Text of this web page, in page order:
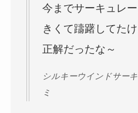
今までサーキュレ
きくて躊躇してた
正解だったな～
シルキーウインドサー
ミ